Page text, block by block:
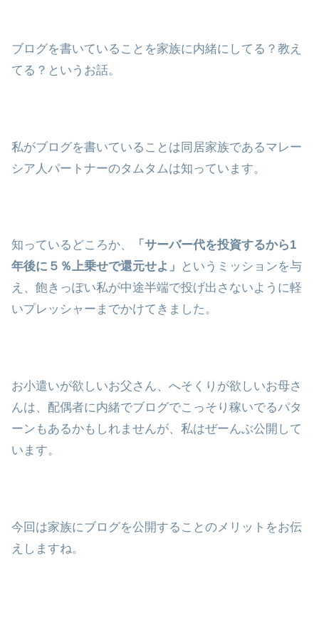
ブログを書いていることを家族に内緒にしてる？教え
てる？というお話。
私がブログを書いていることは同居家族であるマレー
シア人パートナーのタムタムは知っています。
知っているどころか、
「サーバー代を投資するから1
年後に５％上乗せで還元せよ」
というミッションを与
え、飽きっぽい私が中途半端で投げ出さないように軽
いプレッシャーまでかけてきました。
お小遣いが欲しいお父さん、へそくりが欲しいお母さ
んは、配偶者に内緒でブログでこっそり稼いでるパタ
ーンもあるかもしれませんが、私はぜーんぶ公開して
います。
今回は家族にブログを公開することのメリットをお伝
えしますね。